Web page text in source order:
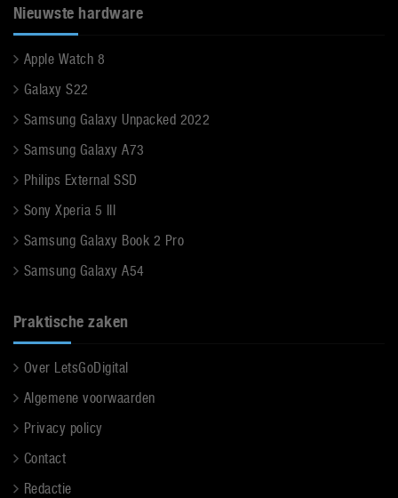
Nieuwste hardware
Apple Watch 8
Galaxy S22
Samsung Galaxy Unpacked 2022
Samsung Galaxy A73
Philips External SSD
Sony Xperia 5 III
Samsung Galaxy Book 2 Pro
Samsung Galaxy A54
Praktische zaken
Over LetsGoDigital
Algemene voorwaarden
Privacy policy
Contact
Redactie